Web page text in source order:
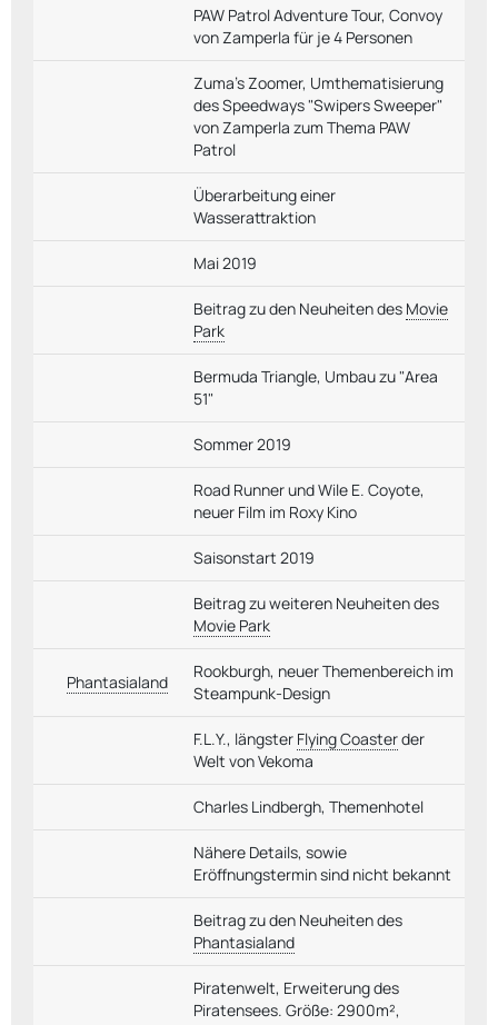
PAW Patrol Adventure Tour, Convoy
von Zamperla für je 4 Personen
Zuma's Zoomer, Umthematisierung
des Speedways "Swipers Sweeper"
von Zamperla zum Thema PAW
Patrol
Überarbeitung einer
Wasserattraktion
Mai 2019
Beitrag zu den Neuheiten des Movie
Park
Bermuda Triangle, Umbau zu "Area
51"
Sommer 2019
Road Runner und Wile E. Coyote,
neuer Film im Roxy Kino
Saisonstart 2019
Beitrag zu weiteren Neuheiten des
Movie Park
Phantasialand
Rookburgh, neuer Themenbereich im
Steampunk-Design
F.L.Y., längster Flying Coasterder
Welt von Vekoma
Charles Lindbergh, Themenhotel
Nähere Details, sowie
Eröffnungstermin sind nicht bekannt
Beitrag zu den Neuheiten des
Phantasialand
Piratenwelt, Erweiterung des
Piratensees. Größe: 2900m²,